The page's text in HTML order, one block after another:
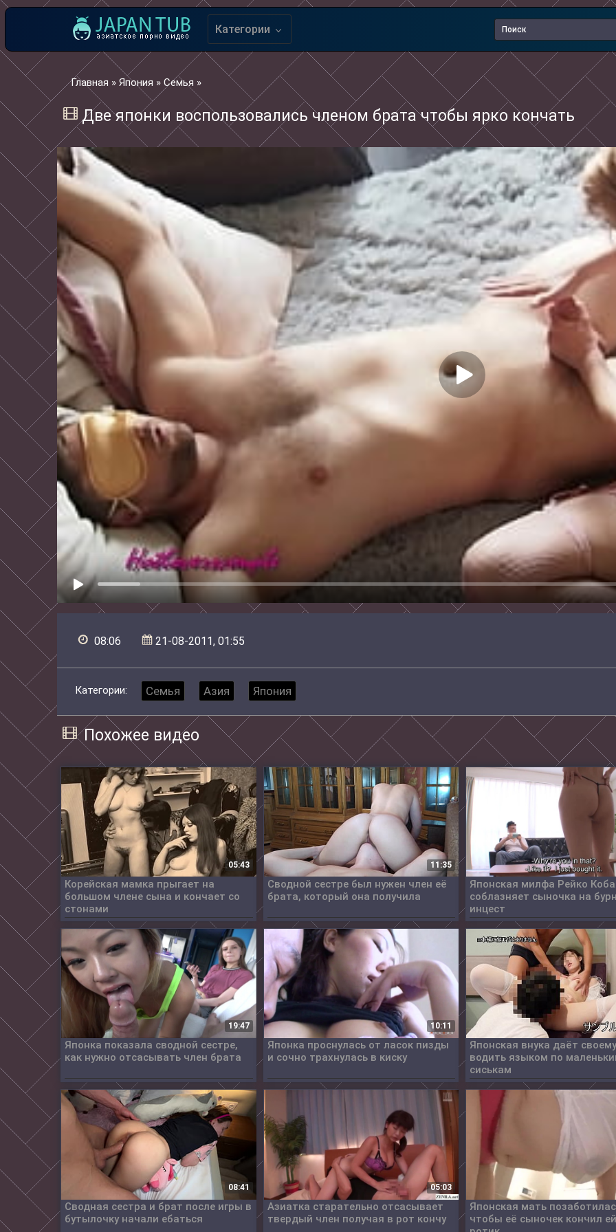
Категории
Главная » Япония » Семья »
Две японки воспользовались членом брата чтобы ярко кончать
08:06 21-08-2011, 01:55
Категории: Семья Азия Япония
Похожее видео
05:43
Корейская мамка прыгает на
большом члене сына и кончает со
стонами
11:35
Сводной сестре был нужен член её
брата, который она получила
Японская милфа Рейко
соблазняет сыночка на
инцест
19:47
Японка показала сводной сестре,
как нужно отсасывать член брата
10:11
Японка проснулась от ласок пизды
и сочно трахнулась в киску
Японская внука даёт
водить языком по
сиськам
08:41
Сводная сестра и брат после игры в
бутылочку начали ебаться
05:03
Азиатка старательно отсасывает
твердый член получая в рот кончу
Японская мать
чтобы её сыночек кончил